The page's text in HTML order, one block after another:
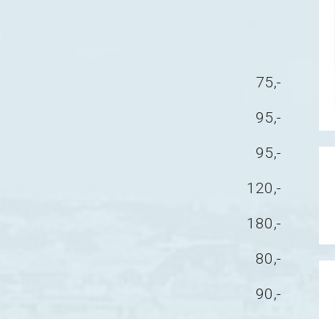
75,-
95,-
95,-
120,-
180,-
80,-
90,-